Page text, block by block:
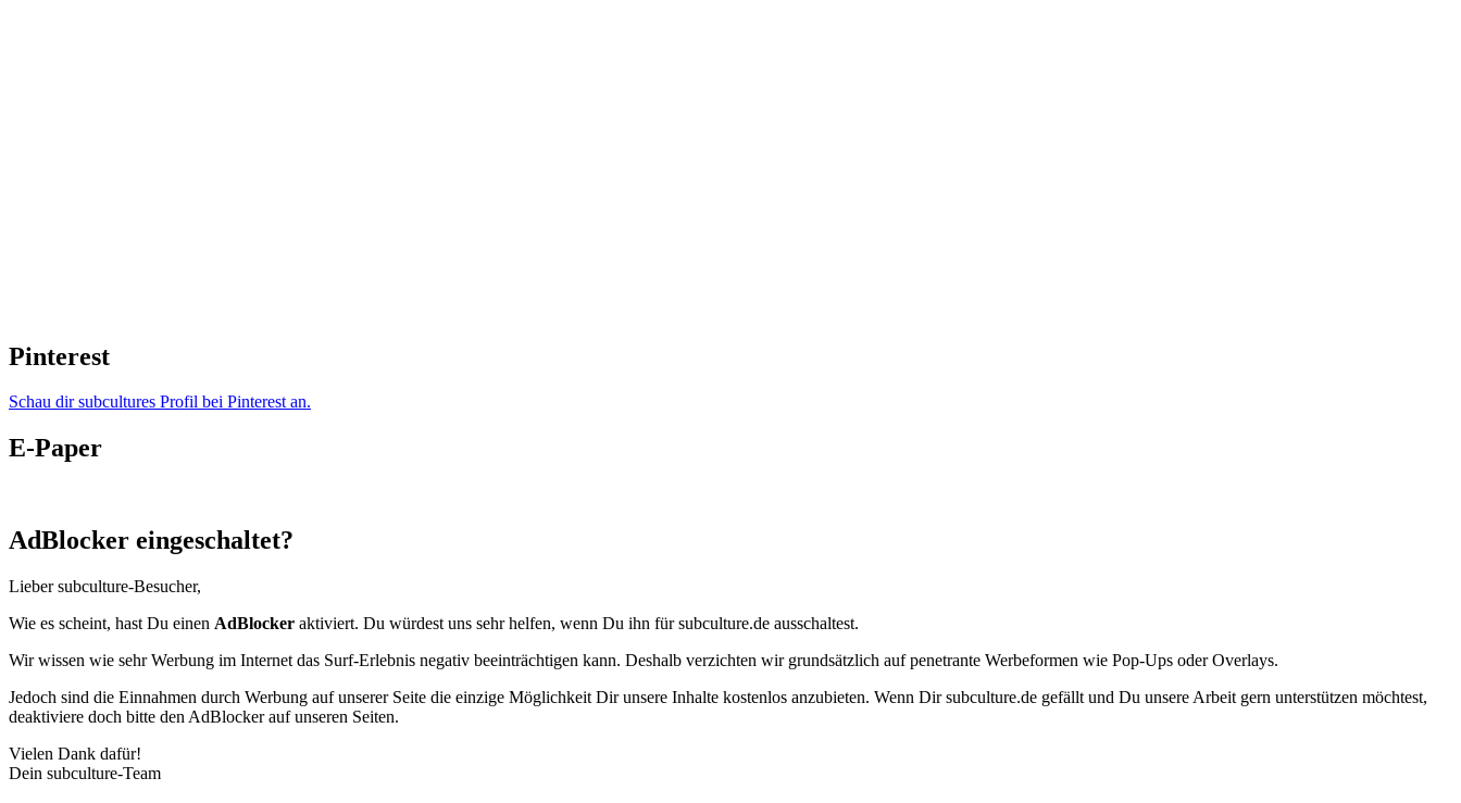
Pinterest
Schau dir subcultures Profil bei Pinterest an.
E-Paper
AdBlocker eingeschaltet?
Lieber subculture-Besucher,
Wie es scheint, hast Du einen AdBlocker aktiviert. Du würdest uns sehr helfen, wenn Du ihn für subculture.de ausschaltest.
Wir wissen wie sehr Werbung im Internet das Surf-Erlebnis negativ beeinträchtigen kann. Deshalb verzichten wir grundsätzlich auf penetrante Werbeformen wie Pop-Ups oder Overlays.
Jedoch sind die Einnahmen durch Werbung auf unserer Seite die einzige Möglichkeit Dir unsere Inhalte kostenlos anzubieten. Wenn Dir subculture.de gefällt und Du unsere Arbeit gern unterstützen möchtest,
deaktiviere doch bitte den AdBlocker auf unseren Seiten.
Vielen Dank dafür!
Dein subculture-Team